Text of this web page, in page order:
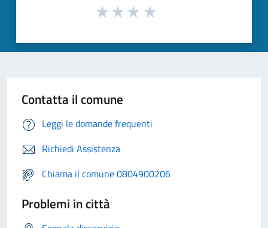
Contatta il comune
Leggi le domande frequenti
Richiedi Assistenza
Chiama il comune 0804900206
Problemi in città